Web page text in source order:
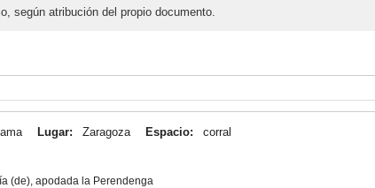
según atribución del propio documento.
Lugar: Zaragoza Espacio:
corral
(de), apodada la Perendenga